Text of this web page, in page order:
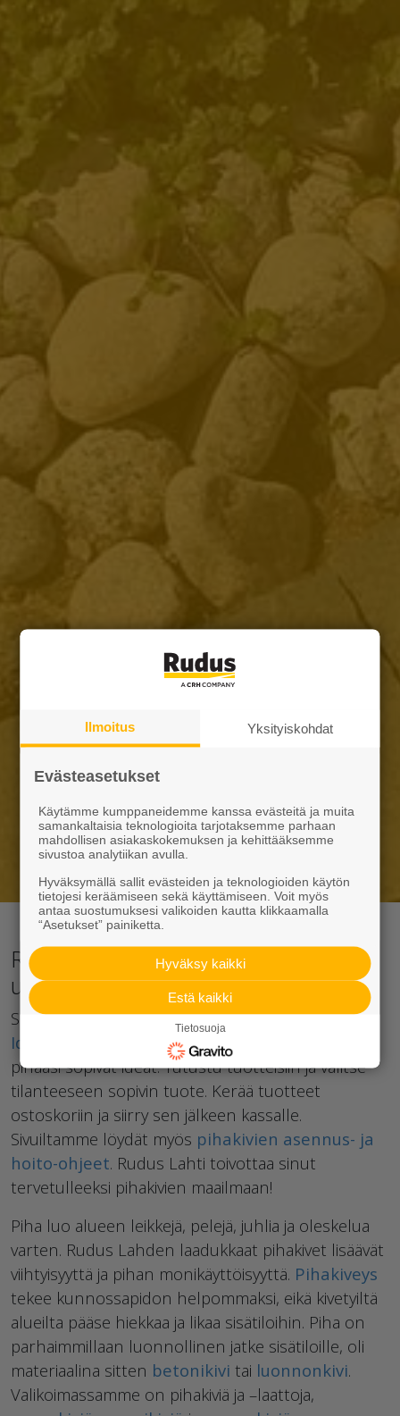
Rudus Lahti tarjoaa ratkaisut
unelmiesi pihan rakentamiseen
Suunnittelu on pihan rakentamisen lähtökohta!
Ideakuvastoon
perehtymällä keräät parhaat
pihaasi sopivat ideat. Tutustu tuotteisiin ja valitse
tilanteeseen sopivin tuote. Kerää tuotteet
ostoskoriin ja siirry sen jälkeen kassalle.
Sivuiltamme löydät myös pihakivien asennus- ja
hoito-ohjeet. Rudus Lahti toivottaa sinut
tervetulleeksi pihakivien maailmaan!
Piha luo alueen leikkejä, pelejä, juhlia ja oleskelua
varten. Rudus Lahden laadukkaat pihakivet lisäävät
viihtyisyyttä ja pihan monikäyttöisyyttä. Pihakiveys
tekee kunnossapidon helpommaksi, eikä kivetyiltä
alueilta pääse hiekkaa ja likaa sisätiloihin. Piha on
parhaimmillaan luonnollinen jatke sisätiloille, oli
materiaalina sitten betonikivi tai luonnonkivi.
Valikoimassamme on pihakiviä ja –laattoja,
Ilmoitus Yksityiskohdat
Evästeasetukset
Käytämme kumppaneidemme kanssa evästeitä ja muita
samankaltaisia teknologioita tarjotaksemme parhaan
mahdollisen asiakaskokemuksen ja kehittääksemme
sivustoa analytiikan avulla.
Hyväksymällä sallit evästeiden ja teknologioiden käytön
tietojesi keräämiseen sekä käyttämiseen. Voit myös
antaa suostumuksesi valikoiden kautta klikkaamalla
“Asetukset” painiketta.
Hyväksy kaikki
Estä kaikki
Tietosuoja